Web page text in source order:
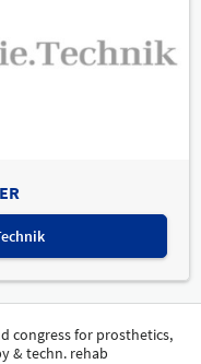
congress for prosthetics,
& techn. rehab